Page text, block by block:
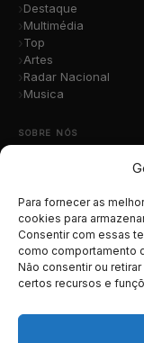
Para fornecer as
cookies para
Consentir com essas
como comportamento
Não consentir ou
certos recursos e
Destaque
Multimédia
Top
Artes
Radar Nacional
Musica
SOBRE NÓS
Contacto
Submete a Tua
Publicidade
Apoiar o Projeto